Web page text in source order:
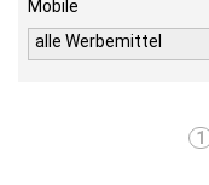
Mobile
alle Werbemittel
1